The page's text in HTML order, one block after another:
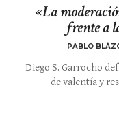
«La
frente a
PABLO
Diego S. Garrocho
de valentía y